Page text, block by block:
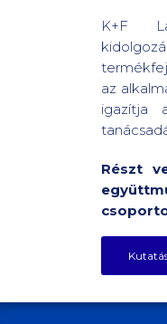
K+F
az
igazítja
Részt